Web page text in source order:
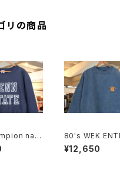
リの商品
nav
S
STATE"
80's WEK
SES ash-blue
n-twill Sweat
¥12,650